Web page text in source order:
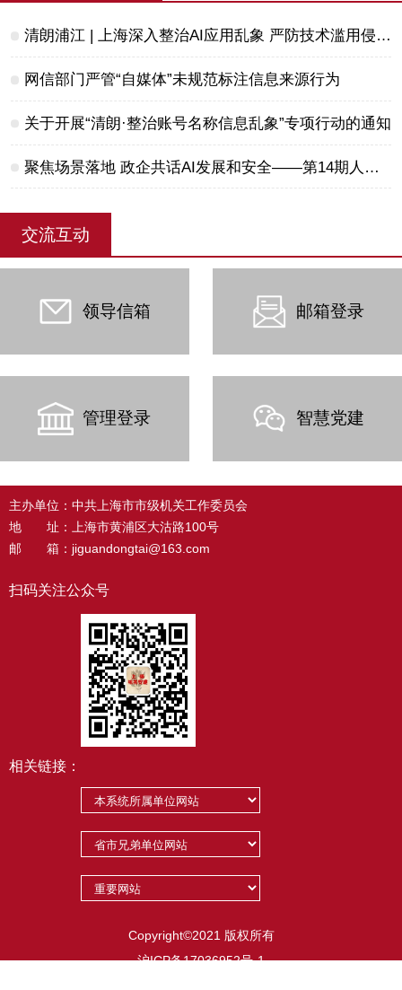
清朗浦江 | 上海深入整治AI应用乱象 严防技术滥用侵害未成年人
网信部门严管“自媒体”未规范标注信息来源行为
关于开展“清朗·整治账号名称信息乱象”专项行动的通知
聚焦场景落地 政企共话AI发展和安全——第14期人工智能发展和治理沙龙举办
交流互动
领导信箱 邮箱登录
管理登录 智慧党建